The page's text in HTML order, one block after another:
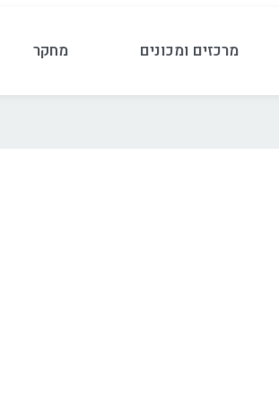
מרכזים ומכונים מחקר